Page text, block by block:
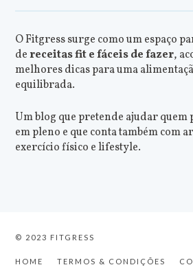
O Fitgress surge como um espaço
dereceitas fit e fáceis de fazer,
melhores dicas para uma
equilibrada.
Um blog que pretende ajudar quem
em pleno e que conta também com
exercício físico e lifestyle.
© 2023 FITGRESS
HOME TERMOS & CONDIÇÕES